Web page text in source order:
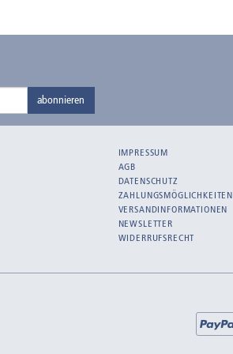
abonnieren
IMPRESSUM
AGB
DATENSCHUTZ
ZAHLUNGSMÖGLICHKEITEN
VERSANDINFORMATIONEN
NEWSLETTER
WIDERRUFSRECHT
Bei
uns